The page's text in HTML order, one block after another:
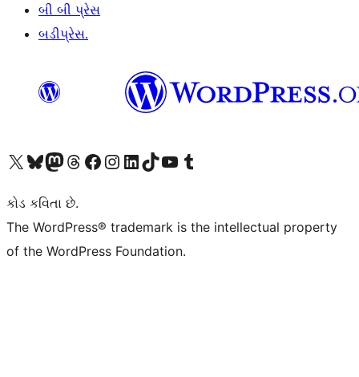
બી બી પ્રેસ
બડીપ્રેસ.
અમારા X (અગાઉ ટ્વિટર) એકાઉન્ટની મુલાકાત લોઅમારા Bluesky એકાઉન્ટની મુલાકાત લોઅમારા માસ્ટોડોન એકાઉન્ટની મુલાકાત લોઅમારા Threads એકાઉન્ટની મુલાકાત લો અમારા ફેસબુક પેજની મુલાકાત લોઅમારા ઇન્સ્ટાગ્રામ એકાઉન્ટની મુલાકાત લો અમારા LinkedIn એકાઉન્ટની મુલાકાત લોઅમારા TikTok એકાઉન્ટની મુલાકાત લોઅમારી YouTube ચેનલની મુલાકાત લો અમારા Tumblr એકાઉન્ટની મુલાકાત લો
કોડ કવિતા છે.
The WordPress® trademark is the intellectual property
of the WordPress Foundation.